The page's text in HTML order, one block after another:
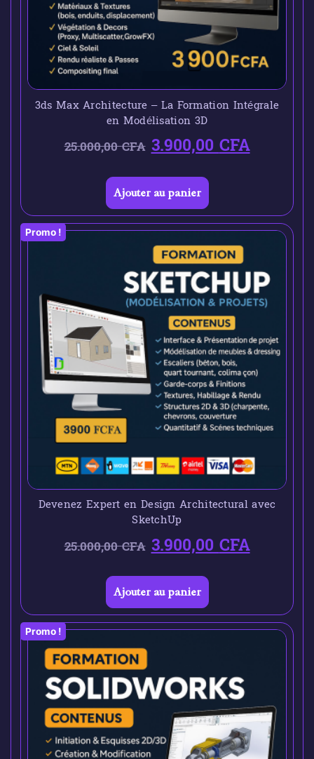
3ds Max Architecture – La Formation Intégrale
en Modélisation 3D
25.000,00CFA 3.900,00CFA
Ajouter au panier
Promo !
Devenez Expert en Design Architectural avec
SketchUp
25.000,00CFA 3.900,00CFA
Ajouter au panier
Promo !